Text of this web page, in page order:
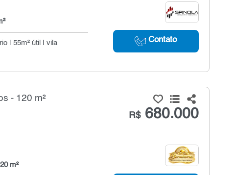
Contato
| 55m² útil | vila
- 120 m²
R$680.000
m²